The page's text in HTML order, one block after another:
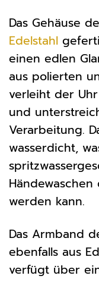
Das Gehäuse
Edelstahl
einen edlen
aus polierten
verleiht der
und
Verarbeitung.
wasserdicht,
werden kann.
Das Armband
ebenfalls aus
verfügt über